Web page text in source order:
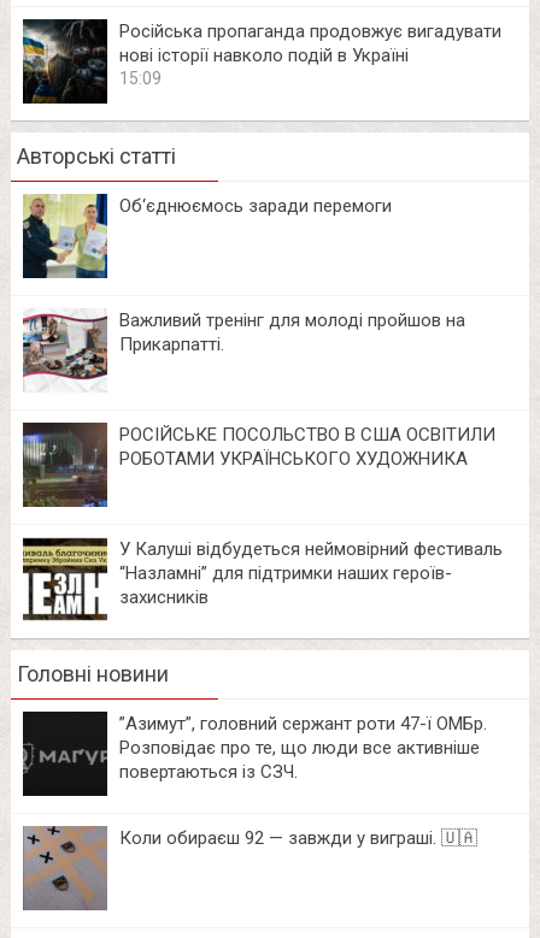
Російська пропаганда продовжує вигадувати
нові історії навколо подій в Україні
15:09
Авторські статті
Об‘єднюємось заради перемоги
Важливий тренінг для молоді пройшов на
Прикарпатті.
РОСІЙСЬКЕ ПОСОЛЬСТВО В США ОСВІТИЛИ
РОБОТАМИ УКРАЇНСЬКОГО ХУДОЖНИКА
У Калуші відбудеться неймовірний фестиваль
“Назламні” для підтримки наших героїв-
захисників
Головні новини
⁨”Азимут”, головний сержант роти 47-ї ОМБр.
Розповідає про те, що люди все активніше
повертаються із СЗЧ.
Коли обираєш 92 — завжди у виграші. 🇺🇦